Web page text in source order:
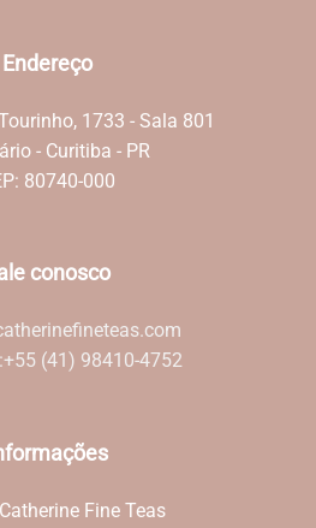
Endereço
1733 - Sala 801
- Curitiba - PR
80740-000
conosco
+55 (41) 98410-4752
Fine Teas